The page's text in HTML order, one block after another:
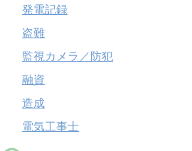
発電記録
盗難
監視カメラ／防犯
融資
造成
電気工事士